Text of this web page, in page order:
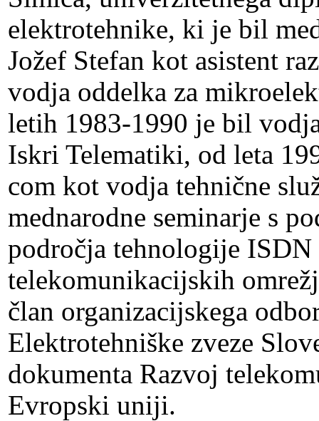
elektrotehnike, ki je bil
Jožef Stefan kot asistent
vodja oddelka za
letih 1983-1990 je bil
Iskri Telematiki, od leta
com kot vodja tehnične
mednarodne seminarje s
področja tehnologije ISDN
telekomunikacijskih
član organizacijskega
Elektrotehniške zveze
dokumenta Razvoj
Evropski uniji.